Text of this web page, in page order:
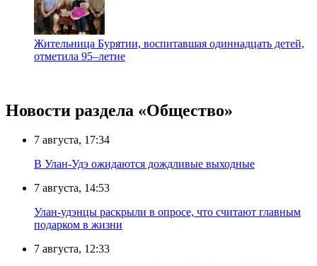
Жительница Бурятии, воспитавшая одиннадцать детей,
отметила 95–летие
Новости раздела «Общество»
7 августа, 17:34
В Улан-Удэ ожидаются дождливые выходные
7 августа, 14:53
Улан-удэнцы раскрыли в опросе, что считают главным
подарком в жизни
7 августа, 12:33